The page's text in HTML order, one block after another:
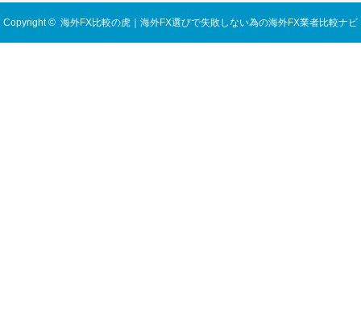
Copyright © 海外FX比較の虎｜海外FX選びで失敗しない為の海外FX業者比較ナビ